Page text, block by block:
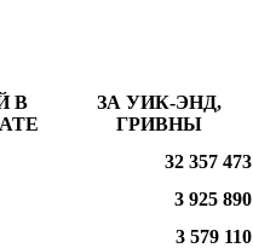
В
ЗА УИК-ЭНД,
ГРИВНЫ
32 357 473
3 925 890
3 579 110